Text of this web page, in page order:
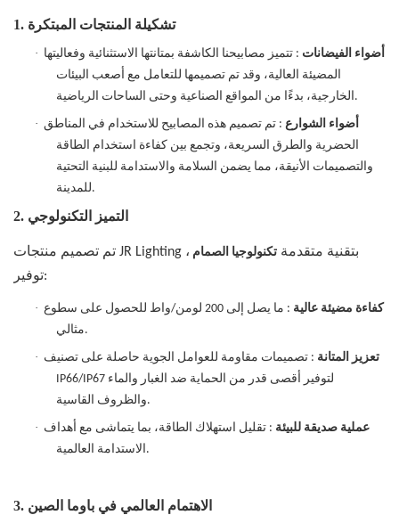
1. تشكيلة المنتجات المبتكرة
· أضواء الفيضانات : تتميز مصابيحنا الكاشفة بمتانتها الاستثنائية وفعاليتها
المضيئة العالية، وقد تم تصميمها للتعامل مع أصعب البيئات
الخارجية، بدءًا من المواقع الصناعية وحتى الساحات الرياضية.
·
أضواء الشوارع : تم تصميم هذه المصابيح للاستخدام في المناطق
الحضرية والطرق السريعة، وتجمع بين كفاءة استخدام الطاقة
والتصميمات الأنيقة، مما يضمن السلامة والاستدامة للبنية التحتية
للمدينة.
2. التميز التكنولوجي
تم تصميم منتجات JR Lighting بتقنية متقدمة تكنولوجيا الصمام ،
توفير:
· كفاءة مضيئة عالية
: ما يصل إلى 200 لومن/واط للحصول على سطوع
مثالي.
·
تعزيز المتانة : تصميمات مقاومة للعوامل الجوية حاصلة على تصنيف
IP66/IP67 لتوفير أقصى قدر من الحماية ضد الغبار والماء
والظروف القاسية.
·
عملية صديقة للبيئة : تقليل استهلاك الطاقة، بما يتماشى مع أهداف
الاستدامة العالمية.
3. الاهتمام العالمي في باوما الصين